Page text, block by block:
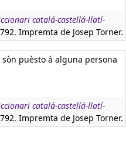
catalá-castellá-llatí-
Impremta de Josep Torner.
puèsto á alguna persona
catalá-castellá-llatí-
Impremta de Josep Torner.